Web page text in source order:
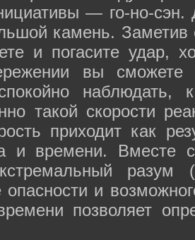
— го-но-
камень.
и погасите удар,
вы сможете
наблюдать,
такой скорости
приходит как
и времени. Вместе
разум
опасности и
позволяет